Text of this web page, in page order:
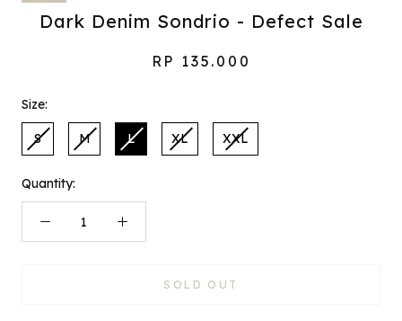
Dark Denim Sondrio - Defect Sale
RP 135.000
Size:
S M L XL XXL
Quantity:
SOLD OUT